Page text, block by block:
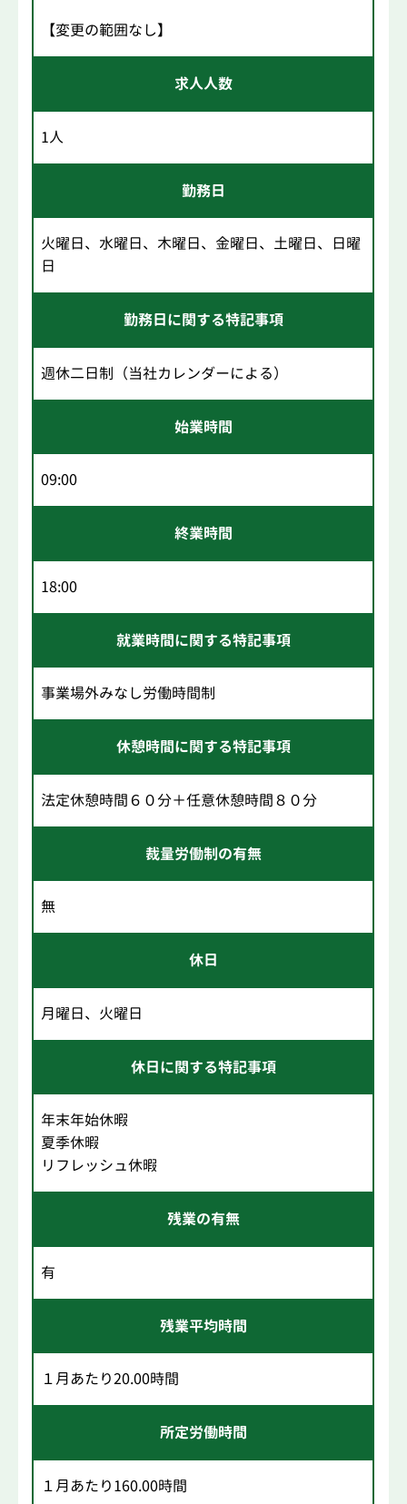
【変更の範囲なし】
求人人数
1人
勤務日
火曜日、水曜日、木曜日、金曜日、土曜日、日曜
日
勤務日に関する特記事項
週休二日制（当社カレンダーによる）
始業時間
09:00
終業時間
18:00
就業時間に関する特記事項
事業場外みなし労働時間制
休憩時間に関する特記事項
法定休憩時間６０分＋任意休憩時間８０分
裁量労働制の有無
無
休日
月曜日、火曜日
休日に関する特記事項
年末年始休暇
夏季休暇
リフレッシュ休暇
残業の有無
有
残業平均時間
１月あたり20.00時間
所定労働時間
１月あたり160.00時間